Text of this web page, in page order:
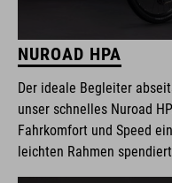
NUROAD HPA
Der ideale Begleiter
unser schnelles Nuroad
Fahrkomfort und Speed
leichten Rahmen